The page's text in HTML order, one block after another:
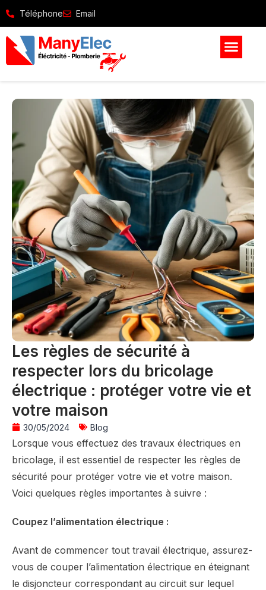
Téléphone Email
Les règles de sécurité à
respecter lors du bricolage
électrique : protéger votre vie et
votre maison
30/05/2024 Blog
Lorsque vous effectuez des travaux électriques en
bricolage, il est essentiel de respecter les règles de
sécurité pour protéger votre vie et votre maison.
Voici quelques règles importantes à suivre :
Coupez l’alimentation électrique :
Avant de commencer tout travail électrique, assurez-
vous de couper l’alimentation électrique en éteignant
le disjoncteur correspondant au circuit sur lequel